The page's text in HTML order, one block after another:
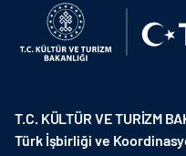
T.C. KÜLTÜR VE TURİZM
Türk İşbirliği ve